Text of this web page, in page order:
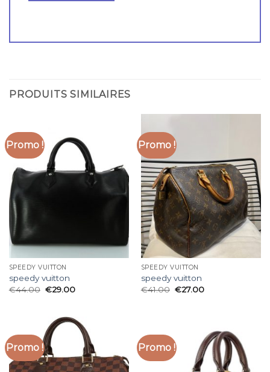
PRODUITS SIMILAIRES
Promo !
SPEEDY VUITTON
speedy vuitton
€44.00 €29.00
Promo !
SPEEDY VUITTON
speedy vuitton
€41.00 €27.00
Promo ! Promo !